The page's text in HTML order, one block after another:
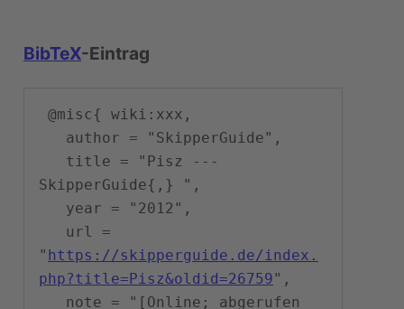
BibTeX-Eintrag
SkipperGuide{,} ",
" https://skipperguide.de/index.
php?title=Pisz&oldid=26759",